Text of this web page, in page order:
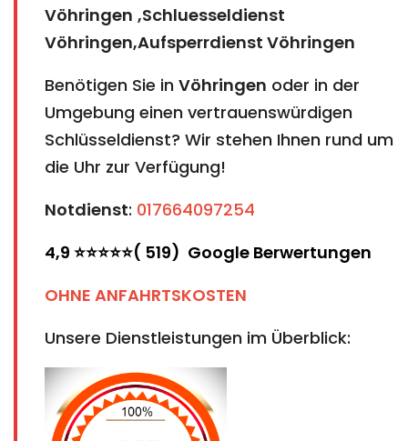
Vöhringen ,Schluesseldienst
Vöhringen,Aufsperrdienst Vöhringen
Benötigen Sie in Vöhringen oder in der
Umgebung einen vertrauenswürdigen
Schlüsseldienst? Wir stehen Ihnen rund um
die Uhr zur Verfügung!
Notdienst: 017664097254
4,9 ⭐⭐⭐⭐⭐( 519) Google Berwertungen
OHNE ANFAHRTSKOSTEN
Unsere Dienstleistungen im Überblick: